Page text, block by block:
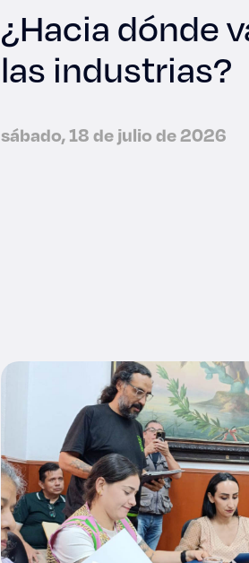
¿Hacia dónde
las industrias?
sábado, 18 de julio de 2026